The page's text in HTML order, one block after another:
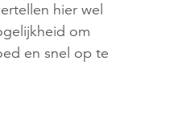
hier wel
om
en snel op te